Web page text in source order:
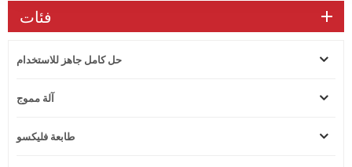
فئات
حل كامل جاهز للاستخدام
آلة مموج
طابعة فليكسو